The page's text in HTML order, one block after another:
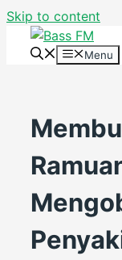
Skip to content
Menu